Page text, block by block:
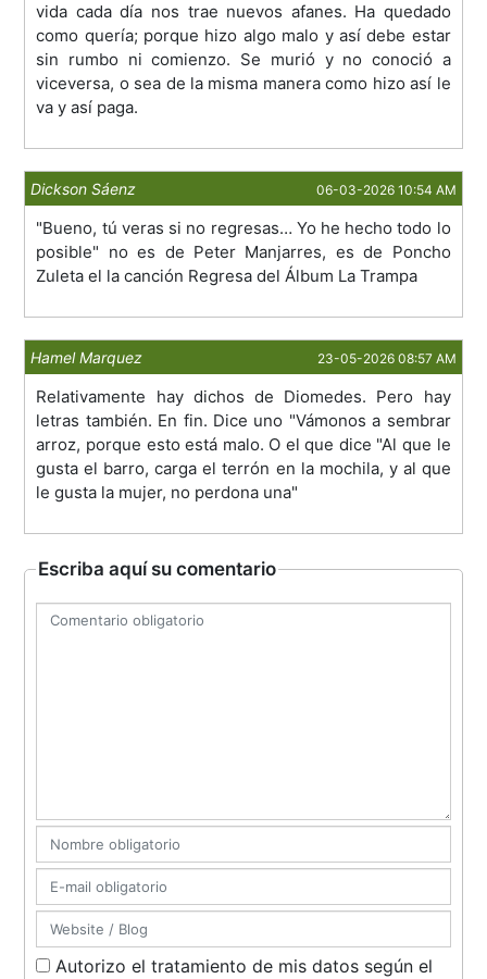
vida cada día nos trae nuevos afanes. Ha quedado
como quería; porque hizo algo malo y así debe estar
sin rumbo ni comienzo. Se murió y no conoció a
viceversa, o sea de la misma manera como hizo así le
va y así paga.
Dickson Sáenz 06-03-2026 10:54 AM
"Bueno, tú veras si no regresas… Yo he hecho todo lo
posible" no es de Peter Manjarres, es de Poncho
Zuleta el la canción Regresa del Álbum La Trampa
Hamel Marquez 23-05-2026 08:57 AM
Relativamente hay dichos de Diomedes. Pero hay
letras también. En fin. Dice uno "Vámonos a sembrar
arroz, porque esto está malo. O el que dice "Al que le
gusta el barro, carga el terrón en la mochila, y al que
le gusta la mujer, no perdona una"
Escriba aquí su comentario
Autorizo el tratamiento de mis datos según el